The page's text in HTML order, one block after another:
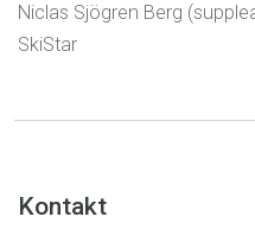
Niclas Sjögren Berg
SkiStar
Kontakt